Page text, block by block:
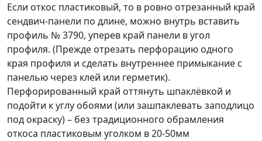
Если откос пластиковый, то в ровно отрезанный край
сендвич-панели по длине, можно внутрь вставить
профиль № 3790, уперев край панели в угол
профиля. (Прежде отрезать перфорацию одного
края профиля и сделать внутреннее примыкание с
панелью через клей или герметик).
Перфорированный край оттянуть шпаклёвкой и
подойти к углу обоями (или зашпаклевать заподлицо
под окраску) – без традиционного обрамления
откоса пластиковым уголком в 20-50мм